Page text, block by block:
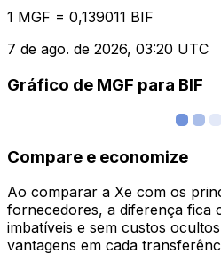
1 MGF = 0,139011 BIF
7 de ago. de 2026, 03:20 UTC
Gráfico de MGF para BIF
Compare e economize
Ao comparar a Xe com os
fornecedores, a diferença fica
imbatíveis e sem custos
vantagens em cada